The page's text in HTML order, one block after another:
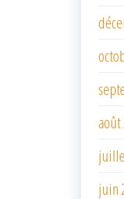
juin